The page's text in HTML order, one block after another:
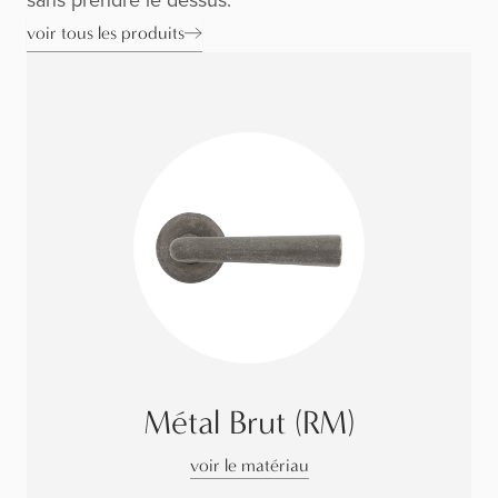
voir tous les produits
Métal Brut (RM)
voir le matériau